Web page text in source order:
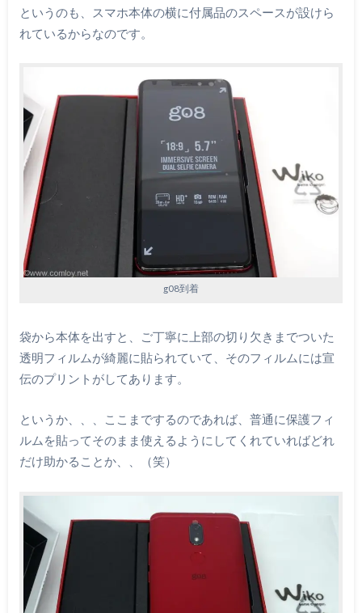
というのも、スマホ本体の横に付属品のスペースが設けら
れているからなのです。
g08到着
袋から本体を出すと、ご丁寧に上部の切り欠きまでついた
透明フィルムが綺麗に貼られていて、そのフィルムには宣
伝のプリントがしてあります。
というか、、、ここまでするのであれば、普通に保護フィ
ルムを貼ってそのまま使えるようにしてくれていればどれ
だけ助かることか、、（笑）